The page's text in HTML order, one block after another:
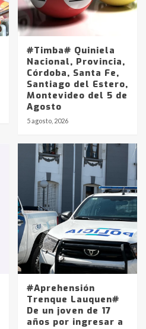
#Timba# Quiniela
Nacional, Provincia,
Córdoba, Santa Fe,
Santiago del Estero,
Montevideo del 5 de
Agosto
5 agosto, 2026
#Aprehensión
Trenque Lauquen#
De un joven de 17
años por ingresar a
los adolescentes
que fueron
del lunes
Ruta 5: falleció un
Lauquen
de los combustibles en
YPF hasta Axion
1338 pesos
Cereales de Bahía
que Agosto vendrá